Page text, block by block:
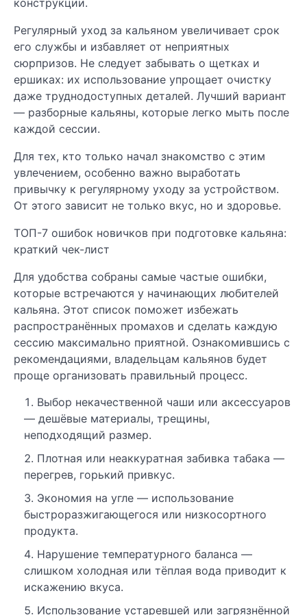
конструкции.
Регулярный уход за кальяном увеличивает срок
его службы и избавляет от неприятных
сюрпризов. Не следует забывать о щетках и
ершиках: их использование упрощает очистку
даже труднодоступных деталей. Лучший вариант
— разборные кальяны, которые легко мыть после
каждой сессии.
Для тех, кто только начал знакомство с этим
увлечением, особенно важно выработать
привычку к регулярному уходу за устройством.
От этого зависит не только вкус, но и здоровье.
ТОП-7 ошибок новичков при подготовке кальяна:
краткий чек-лист
Для удобства собраны самые частые ошибки,
которые встречаются у начинающих любителей
кальяна. Этот список поможет избежать
распространённых промахов и сделать каждую
сессию максимально приятной. Ознакомившись с
рекомендациями, владельцам кальянов будет
проще организовать правильный процесс.
Выбор некачественной чаши или аксессуаров
— дешёвые материалы, трещины,
неподходящий размер.
Плотная или неаккуратная забивка табака —
перегрев, горький привкус.
Экономия на угле — использование
быстроразжигающегося или низкосортного
продукта.
Нарушение температурного баланса —
слишком холодная или тёплая вода приводит к
искажению вкуса.
Использование устаревшей или загрязнённой